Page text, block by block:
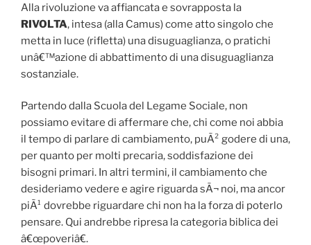
Alla rivoluzione va affiancata e sovrapposta la
RIVOLTA, intesa (alla Camus) come atto singolo che
metta in luce (rifletta) una disuguaglianza, o pratichi
unâ€™azione di abbattimento di una disuguaglianza
sostanziale.
Partendo dalla Scuola del Legame Sociale, non
possiamo evitare di affermare che, chi come noi abbia
il tempo di parlare di cambiamento, puÃ² godere di una,
per quanto per molti precaria, soddisfazione dei
bisogni primari. In altri termini, il cambiamento che
desideriamo vedere e agire riguarda sÃ¬ noi, ma ancor
piÃ¹ dovrebbe riguardare chi non ha la forza di poterlo
pensare. Qui andrebbe ripresa la categoria biblica dei
â€œpoveriâ€.